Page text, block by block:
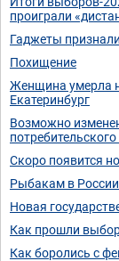
проиграли
Гаджеты
Похищение
Женщина умерла
Екатеринбург
Возможно
Скоро появится
Рыбакам в
Новая
Как прошли
Как боролись с